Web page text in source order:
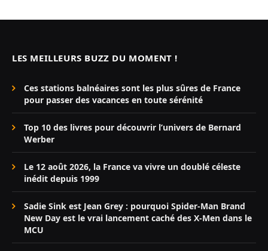
LES MEILLEURS BUZZ DU MOMENT !
Ces stations balnéaires sont les plus sûres de France
pour passer des vacances en toute sérénité
Top 10 des livres pour découvrir l’univers de Bernard
Werber
Le 12 août 2026, la France va vivre un doublé céleste
inédit depuis 1999
Sadie Sink est Jean Grey : pourquoi Spider-Man Brand
New Day est le vrai lancement caché des X-Men dans le
MCU